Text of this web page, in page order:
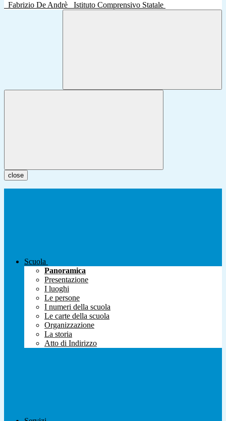
Fabrizio De Andrè Istituto Comprensivo Statale
close
Scuola
Panoramica
Presentazione
I luoghi
Le persone
I numeri della scuola
Le carte della scuola
Organizzazione
La storia
Atto di Indirizzo